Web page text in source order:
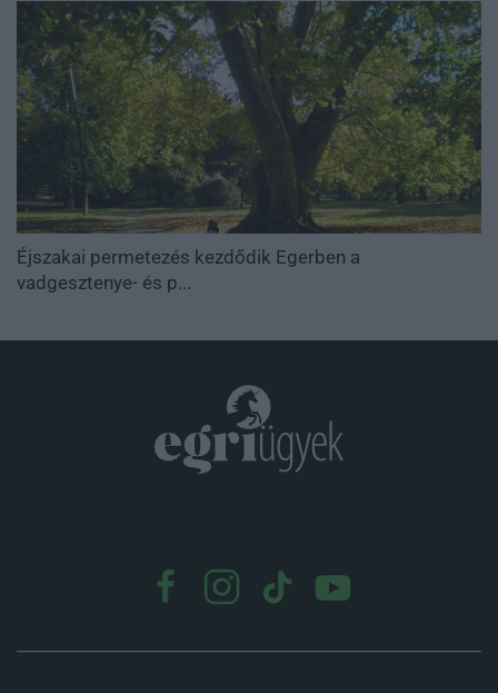
Éjszakai permetezés kezdődik Egerben a
vadgesztenye- és p...